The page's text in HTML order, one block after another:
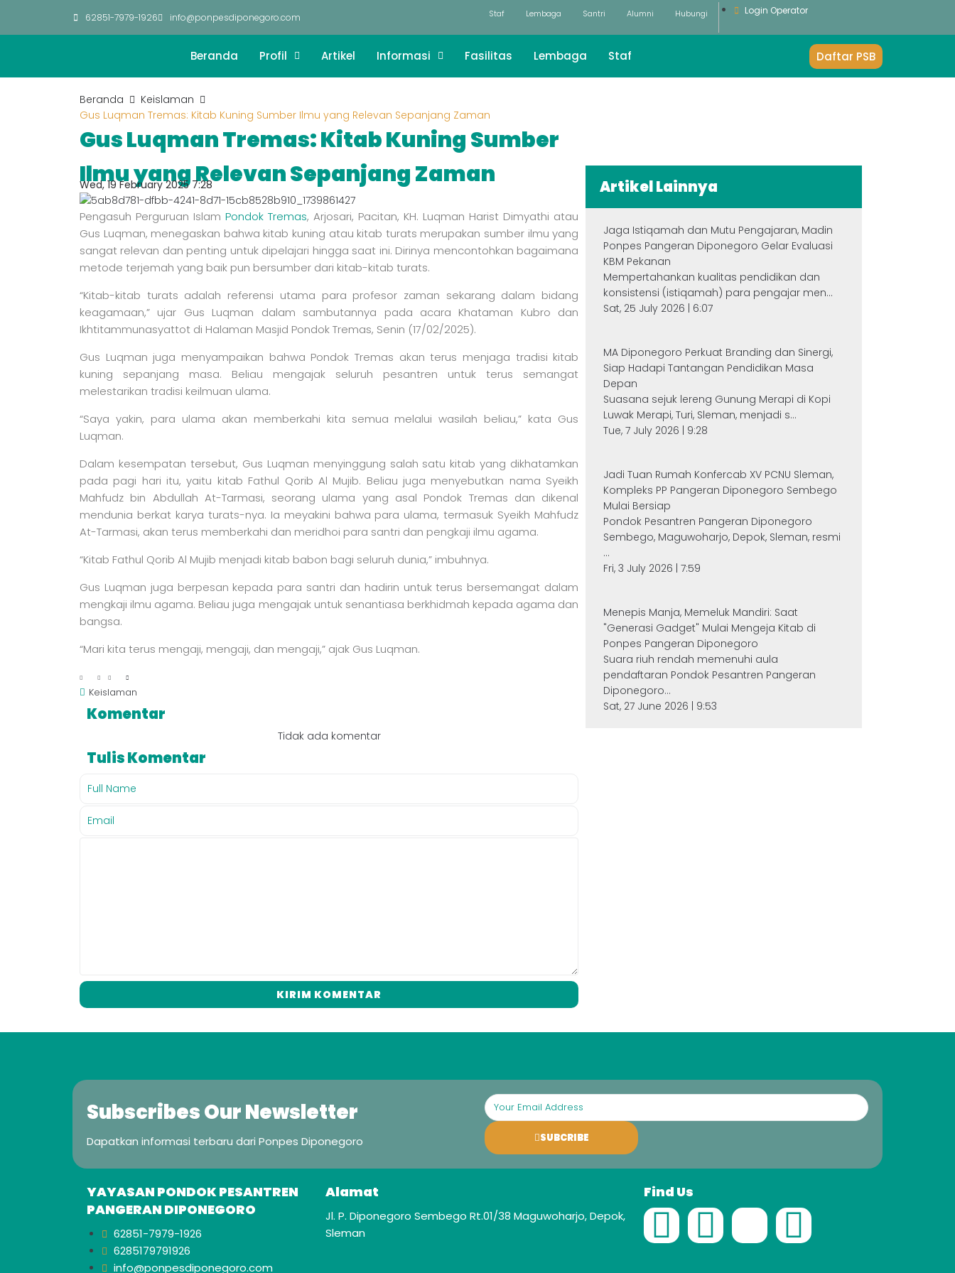
62851-7979-1926 info@ponpesdiponegoro.com Staf Lembaga Santri Alumni Hubungi Login Operator
Beranda Profil Artikel Informasi Fasilitas Lembaga Staf Daftar PSB
Beranda
Keislaman
Gus Luqman Tremas: Kitab Kuning Sumber Ilmu yang Relevan Sepanjang Zaman
Gus Luqman Tremas: Kitab Kuning Sumber
Ilmu yang Relevan Sepanjang Zaman
Wed, 19 February 2025 7:28
Pengasuh Perguruan IslamPondok Tremas, Arjosari, Pacitan, KH. Luqman Harist Dimyathi atau
Gus Luqman, menegaskan bahwa kitab kuning atau kitab turats merupakan sumber ilmu yang
sangat relevan dan penting untuk dipelajari hingga saat ini. Dirinya mencontohkan bagaimana
metode terjemah yang baik pun bersumber dari kitab-kitab turats.
“Kitab-kitab turats adalah referensi utama para profesor zaman sekarang dalam bidang
keagamaan,” ujar Gus Luqman dalam sambutannya pada acara Khataman Kubro dan
Ikhtitammunasyattot di Halaman Masjid Pondok Tremas, Senin (17/02/2025).
Gus Luqman juga menyampaikan bahwa Pondok Tremas akan terus menjaga tradisi kitab
kuning sepanjang masa. Beliau mengajak seluruh pesantren untuk terus semangat
melestarikan tradisi keilmuan ulama.
“Saya yakin, para ulama akan memberkahi kita semua melalui wasilah beliau,” kata Gus
Luqman.
Dalam kesempatan tersebut, Gus Luqman menyinggung salah satu kitab yang dikhatamkan
pada pagi hari itu, yaitu kitab Fathul Qorib Al Mujib. Beliau juga menyebutkan nama Syeikh
Mahfudz bin Abdullah At-Tarmasi, seorang ulama yang asal Pondok Tremas dan dikenal
mendunia berkat karya turats-nya. Ia meyakini bahwa para ulama, termasuk Syeikh Mahfudz
At-Tarmasi, akan terus memberkahi dan meridhoi para santri dan pengkaji ilmu agama.
“Kitab Fathul Qorib Al Mujib menjadi kitab babon bagi seluruh dunia,” imbuhnya.
Gus Luqman juga berpesan kepada para santri dan hadirin untuk terus bersemangat dalam
mengkaji ilmu agama. Beliau juga mengajak untuk senantiasa berkhidmah kepada agama dan
bangsa.
“Mari kita terus mengaji, mengaji, dan mengaji,” ajak Gus Luqman.
Keislaman
Komentar
Tidak ada komentar
Tulis Komentar
KIRIM KOMENTAR
Artikel Lainnya
Jaga Istiqamah dan Mutu Pengajaran, Madin
Ponpes Pangeran Diponegoro Gelar Evaluasi
KBM Pekanan
Mempertahankan kualitas pendidikan dan
konsistensi (istiqamah) para pengajar men...
Sat, 25 July 2026 | 6:07
MA Diponegoro Perkuat Branding dan Sinergi,
Siap Hadapi Tantangan Pendidikan Masa
Depan
Suasana sejuk lereng Gunung Merapi di Kopi
Luwak Merapi, Turi, Sleman, menjadi s...
Tue, 7 July 2026 | 9:28
Jadi Tuan Rumah Konfercab XV PCNU Sleman,
Kompleks PP Pangeran Diponegoro Sembego
Mulai Bersiap
Pondok Pesantren Pangeran Diponegoro
Sembego, Maguwoharjo, Depok, Sleman, resmi
...
Fri, 3 July 2026 | 7:59
Menepis Manja, Memeluk Mandiri: Saat
"Generasi Gadget" Mulai Mengeja Kitab di
Ponpes Pangeran Diponegoro
Suara riuh rendah memenuhi aula
pendaftaran Pondok Pesantren Pangeran
Diponegoro...
Sat, 27 June 2026 | 9:53
Subscribes Our Newsletter
Dapatkan informasi terbaru dari Ponpes Diponegoro SUBCRIBE
YAYASAN PONDOK PESANTREN
PANGERAN DIPONEGORO
62851-7979-1926
6285179791926
info@ponpesdiponegoro.com
Alamat
Jl. P. Diponegoro Sembego Rt.01/38 Maguwoharjo, Depok,
Sleman
Find Us